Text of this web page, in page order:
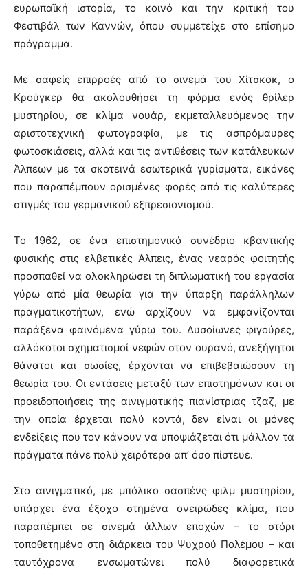
ευρωπαϊκή ιστορία, το κοινό και την κριτική του
Φεστιβάλ των Καννών, όπου συμμετείχε στο επίσημο
πρόγραμμα.
Με σαφείς επιρροές από το σινεμά του Χίτσκοκ, ο
Κρούγκερ θα ακολουθήσει τη φόρμα ενός θρίλερ
μυστηρίου, σε κλίμα νουάρ, εκμεταλλευόμενος την
αριστοτεχνική φωτογραφία, με τις ασπρόμαυρες
φωτοσκιάσεις, αλλά και τις αντιθέσεις των κατάλευκων
Άλπεων με τα σκοτεινά εσωτερικά γυρίσματα, εικόνες
που παραπέμπουν ορισμένες φορές από τις καλύτερες
στιγμές του γερμανικού εξπρεσιονισμού.
Το 1962, σε ένα επιστημονικό συνέδριο κβαντικής
φυσικής στις ελβετικές Άλπεις, ένας νεαρός φοιτητής
προσπαθεί να ολοκληρώσει τη διπλωματική του εργασία
γύρω από μία θεωρία για την ύπαρξη παράλληλων
πραγματικοτήτων, ενώ αρχίζουν να εμφανίζονται
παράξενα φαινόμενα γύρω του. Δυσοίωνες φιγούρες,
αλλόκοτοι σχηματισμοί νεφών στον ουρανό, ανεξήγητοι
θάνατοι και σωσίες, έρχονται να επιβεβαιώσουν τη
θεωρία του. Οι εντάσεις μεταξύ των επιστημόνων και οι
προειδοποιήσεις της αινιγματικής πιανίστριας τζαζ, με
την οποία έρχεται πολύ κοντά, δεν είναι οι μόνες
ενδείξεις που τον κάνουν να υποψιάζεται ότι μάλλον τα
πράγματα πάνε πολύ χειρότερα απ’ όσο πίστευε.
Στο αινιγματικό, με μπόλικο σασπένς φιλμ μυστηρίου,
υπάρχει ένα έξοχο στημένα ονειρώδες κλίμα, που
παραπέμπει σε σινεμά άλλων εποχών – το στόρι
τοποθετημένο στη διάρκεια του Ψυχρού Πολέμου – και
ταυτόχρονα ενσωματώνει πολύ διαφορετικά